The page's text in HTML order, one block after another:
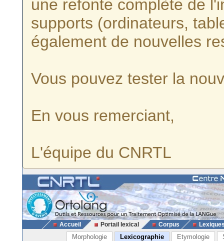
une refonte complète de
supports (ordinateurs,
également de nouvelles
Vous pouvez tester la
En vous remerciant,
L'équipe du CNRTL
Accueil Portail lexical Corpus
Morphologie Lexicographie Etymologie